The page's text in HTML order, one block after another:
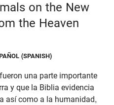
on the New
the Heaven
(SPANISH)
una parte importante
y que la Biblia evidencia
así como a la humanidad,